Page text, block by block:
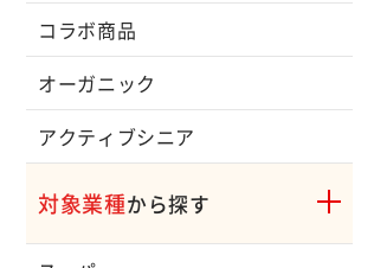
コラボ商品
オーガニック
アクティブシニア
対象業種から探す